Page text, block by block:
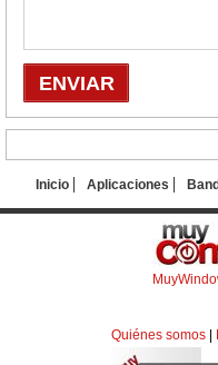
Inicio Aplicaciones
Quiénes somos